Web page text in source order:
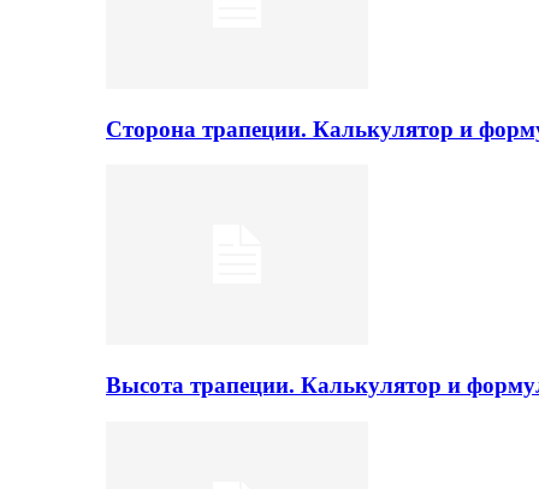
Сторона трапеции. Калькулятор и
Высота трапеции. Калькулятор и